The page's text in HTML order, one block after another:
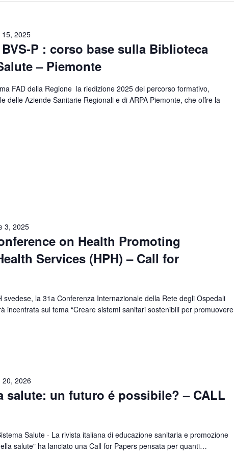
P : corso base sulla Biblioteca
– Piemonte
15, 2025
FAD della Regione la riedizione 2025 del percorso formativo,
delle Aziende Sanitarie Regionali e di ARPA Piemonte, che offre la
on Health Promoting
Services (HPH) – Call for
3, 2025
svedese, la 31a Conferenza Internazionale della Rete degli Ospedali
incentrata sul tema “Creare sistemi sanitari sostenibili per promuovere
salute: un futuro é possibile? – CALL
20, 2026
Salute - La rivista italiana di educazione sanitaria e promozione
salute" ha lanciato una Call for Papers pensata per quanti…